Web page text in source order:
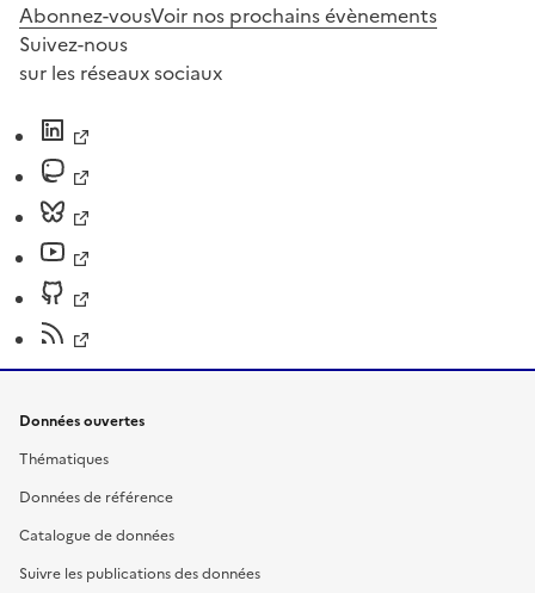
Abonnez-vousVoir nos prochains évènements
Suivez-nous
sur les réseaux sociaux
Données ouvertes
Thématiques
Données de référence
Catalogue de données
Suivre les publications des données